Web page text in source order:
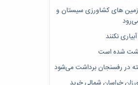
هکتار از زمین های کشاورزی سیستان و
نکنند